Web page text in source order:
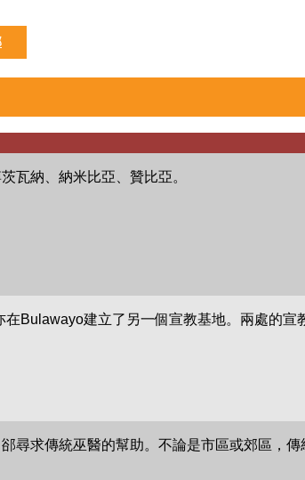
瓦納、納米比亞、贊比亞。
Bulawayo建立了另一個宣教基地。兩處的宣
尋求傳統巫醫的幫助。不論是市區或郊區，